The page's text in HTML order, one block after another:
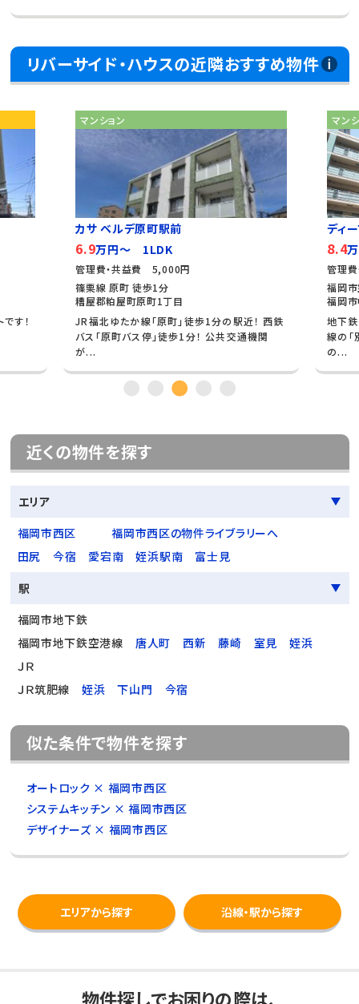
リバーサイド・ハウスの近隣おすすめ物件
す！
マンション
カサ ベルデ原町駅前
6.9万円～ 1LDK
管理費・共益費 5,000円
篠栗線 原町 徒歩1分
糟屋郡粕屋町原町1丁目
JR福北ゆたか線「原町」徒歩1分の駅近！ 西鉄
バス「原町バス停」徒歩1分！ 公共交通機関
が...
マン
ディ
8.4
管理
福岡
福岡
地下鉄
線の
の...
近くの物件を探す
エリア
福岡市西区
福岡市西区の物件ライブラリーへ
田尻
今宿 愛宕南 姪浜駅南
富士見
駅
福岡市地下鉄
福岡市地下鉄空港線
唐人町 西新 藤崎 室見
姪浜
ＪＲ
ＪＲ筑肥線
姪浜 下山門 今宿
似た条件で物件を探す
オートロック × 福岡市西区
システムキッチン × 福岡市西区
デザイナーズ × 福岡市西区
エリアから探す 沿線・駅から探す
物件探しでお困りの際は、